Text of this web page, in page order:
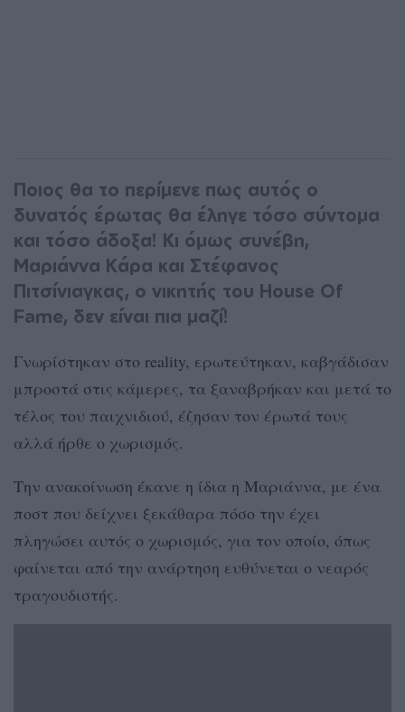
Ποιος θα το περίμενε πως αυτός ο
δυνατός έρωτας θα έληγε τόσο σύντομα
και τόσο άδοξα! Κι όμως συνέβη,
Μαριάννα Κάρα και Στέφανος
Πιτσίνιαγκας, ο νικητής του House Of
Fame, δεν είναι πια μαζί!
Γνωρίστηκαν στο reality, ερωτεύτηκαν, καβγάδισαν
μπροστά στις κάμερες, τα ξαναβρήκαν και μετά το
τέλος του παιχνιδιού, έζησαν τον έρωτά τους
αλλά ήρθε ο χωρισμός.
Την ανακοίνωση έκανε η ίδια η Μαριάννα, με ένα
ποστ που δείχνει ξεκάθαρα πόσο την έχει
πληγώσει αυτός ο χωρισμός, για τον οποίο, όπως
φαίνεται από την ανάρτηση ευθύνεται ο νεαρός
τραγουδιστής.